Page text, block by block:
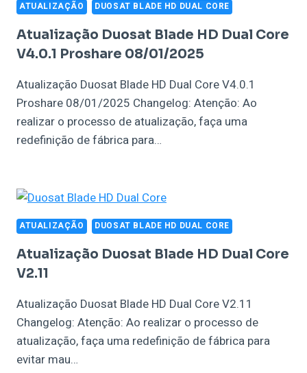
ATUALIZAÇÃO DUOSAT BLADE HD DUAL CORE
Atualização Duosat Blade HD Dual Core
V4.0.1 Proshare 08/01/2025
Atualização Duosat Blade HD Dual Core V4.0.1
Proshare 08/01/2025 Changelog: Atenção: Ao
realizar o processo de atualização, faça uma
redefinição de fábrica para…
ATUALIZAÇÃO DUOSAT BLADE HD DUAL CORE
Atualização Duosat Blade HD Dual Core
V2.11
Atualização Duosat Blade HD Dual Core V2.11
Changelog: Atenção: Ao realizar o processo de
atualização, faça uma redefinição de fábrica para
evitar mau…